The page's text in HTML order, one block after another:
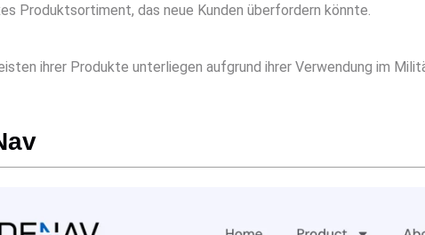
Produktsortiment, das neue Kunden überfordern könnte.
ihrer Produkte unterliegen aufgrund ihrer Verwendung im